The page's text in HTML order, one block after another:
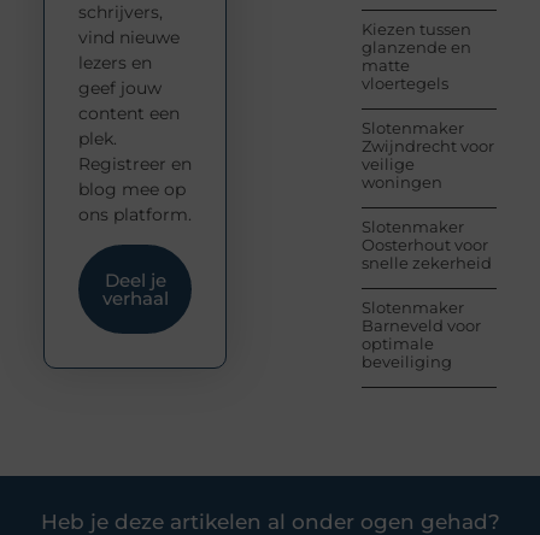
Kiezen tussen
glanzende en
matte
vloertegels
Slotenmaker
Zwijndrecht voor
veilige
woningen
Slotenmaker
Oosterhout voor
snelle zekerheid
Slotenmaker
Barneveld voor
optimale
beveiliging
schrijvers,
vind nieuwe
lezers en
geef jouw
content een
plek.
Registreer en
blog mee op
ons platform.
Deel je
verhaal
Heb je deze artikelen al onder ogen gehad?